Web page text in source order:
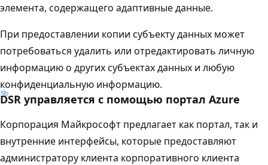
элемента, содержащего адаптивные данные.
При предоставлении копии субъекту данных может
потребоваться удалить или отредактировать личную
информацию о других субъектах данных и любую
конфиденциальную информацию.
DSR управляется с помощью портал Azure
Корпорация Майкрософт предлагает как портал, так и
внутренние интерфейсы, которые предоставляют
администратору клиента корпоративного клиента